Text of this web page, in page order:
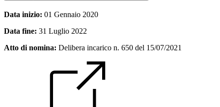
Data inizio: 01 Gennaio 2020
Data fine: 31 Luglio 2022
Atto di nomina: Delibera incarico n. 650 del 15/07/2021